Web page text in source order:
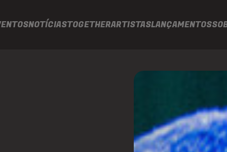
NOTÍCIASTOGETHERARTISTASLANÇAMENTOS